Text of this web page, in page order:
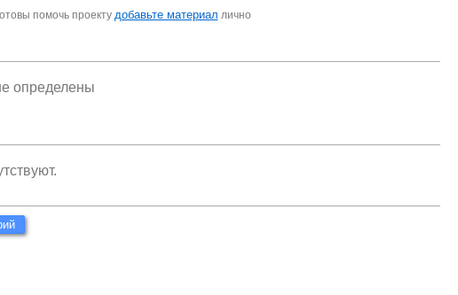
помочь проекту добавьте материал лично
определены